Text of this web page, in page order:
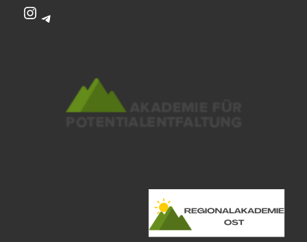
Instagram
Telegram